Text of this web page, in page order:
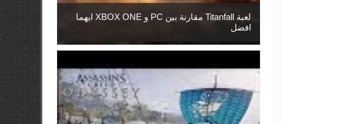
لعبة Titanfall مقارنة بين PC و XBOX ONE ايهما
افضل